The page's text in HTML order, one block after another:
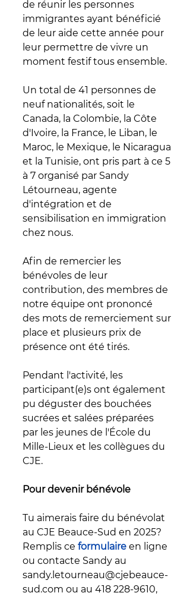
de réunir les personnes
immigrantes ayant bénéficié
de leur aide cette année pour
leur permettre de vivre un
moment festif tous ensemble.
Un total de 41 personnes de
neuf nationalités, soit le
Canada, la Colombie, la Côte
d'Ivoire, la France, le Liban, le
Maroc, le Mexique, le Nicaragua
et la Tunisie, ont pris part à ce 5
à 7 organisé par Sandy
Létourneau, agente
d'intégration et de
sensibilisation en immigration
chez nous.
Afin de remercier les
bénévoles de leur
contribution, des membres de
notre équipe ont prononcé
des mots de remerciement sur
place et plusieurs prix de
présence ont été tirés.
Pendant l'activité, les
participant(e)s ont également
pu déguster des bouchées
sucrées et salées préparées
par les jeunes de l'École du
Mille-Lieux et les collègues du
CJE.
Pour devenir bénévole
Tu aimerais faire du bénévolat
au CJE Beauce-Sud en 2025?
Remplis ce formulaire en ligne
ou contacte Sandy au
sandy.letourneau@cjebeauce-
sud.com ou au 418 228-9610,